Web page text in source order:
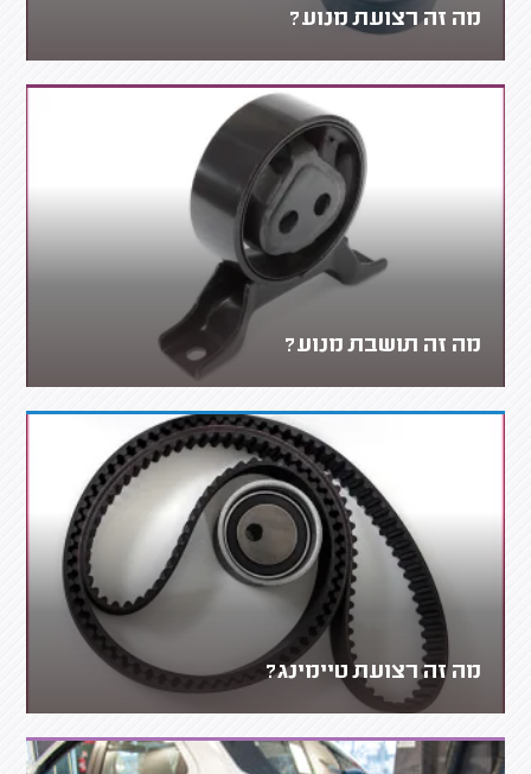
מה זה רצועת מנוע?
מה זה תושבת מנוע?
מה זה רצועת טיימינג?